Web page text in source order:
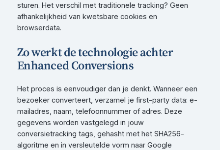
sturen. Het verschil met traditionele tracking? Geen
afhankelijkheid van kwetsbare cookies en
browserdata.
Zo werkt de technologie achter
Enhanced Conversions
Het proces is eenvoudiger dan je denkt. Wanneer een
bezoeker converteert, verzamel je first-party data: e-
mailadres, naam, telefoonnummer of adres. Deze
gegevens worden vastgelegd in jouw
conversietracking tags, gehasht met het SHA256-
algoritme en in versleutelde vorm naar Google